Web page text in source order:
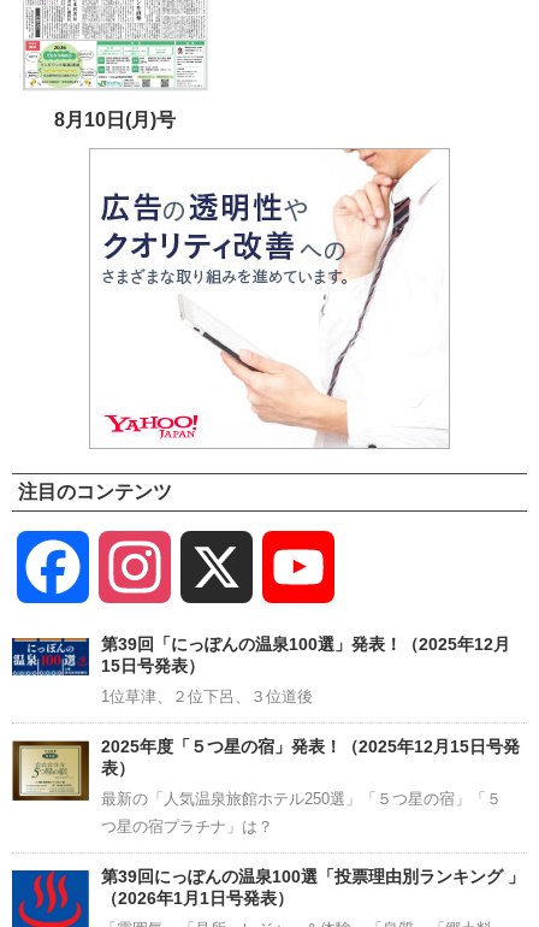
8月10日(月)号
注目のコンテンツ
Facebook Instagram
Channel
第39回「にっぽんの温泉100選」発表！（2025年12月
15日号発表）
1位草津、２位下呂、３位道後
2025年度「５つ星の宿」発表！（2025年12月15日号発
表）
最新の「人気温泉旅館ホテル250選」「５つ星の宿」「５
つ星の宿プラチナ」は？
第39回にっぽんの温泉100選「投票理由別ランキング 」
（2026年1月1日号発表）